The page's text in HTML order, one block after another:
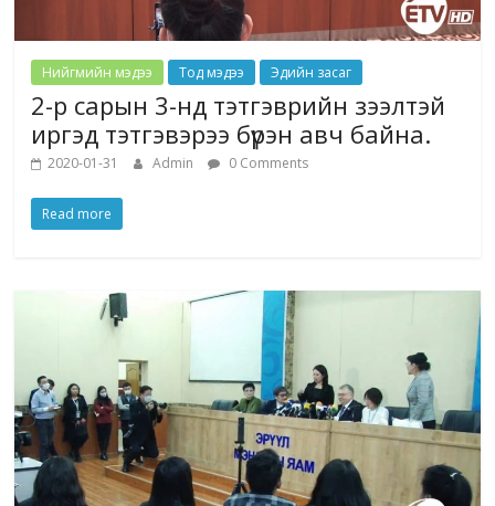
Нийгмийн мэдээ Тод мэдээ Эдийн засаг
2-р сарын 3-нд тэтгэврийн зээлтэй
иргэд тэтгэвэрээ бүрэн авч байна.
2020-01-31 Admin 0 Comments
Read more